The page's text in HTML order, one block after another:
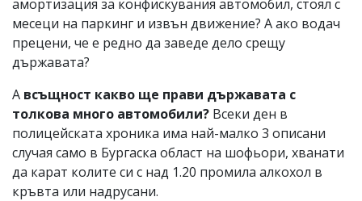
амортизация за конфискувания автомобил, стоял с
месеци на паркинг и извън движение? А ако водач
прецени, че е редно да заведе дело срещу
държавата?
А всъщност какво ще прави държавата с
толкова много автомобили? Всеки ден в
полицейската хроника има най-малко 3 описани
случая само в Бургаска област на шофьори, хванати
да карат колите си с над 1.20 промила алкохол в
кръвта или надрусани.